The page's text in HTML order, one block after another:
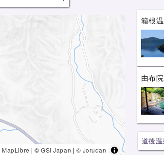
MapLibre | ©GSI Japan | © Jorudan
箱根
由布
道後温